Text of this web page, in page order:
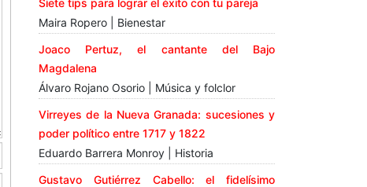
Maira Ropero | Bienestar
Joaco Pertuz, el cantante del Bajo
Magdalena
Álvaro Rojano Osorio | Música y folclor
Virreyes de la Nueva Granada: sucesiones y
poder político entre 1717 y 1822
Eduardo Barrera Monroy | Historia
Gustavo Gutiérrez Cabello: el fidelísimo